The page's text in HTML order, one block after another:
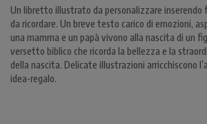
Un libretto illustrato da personalizzare
da ricordare. Un breve testo carico di emozioni,
una mamma e un papà vivono alla nascita di un
versetto biblico che ricorda la bellezza e la
della nascita. Delicate illustrazioni arricchiscono
idea-regalo.